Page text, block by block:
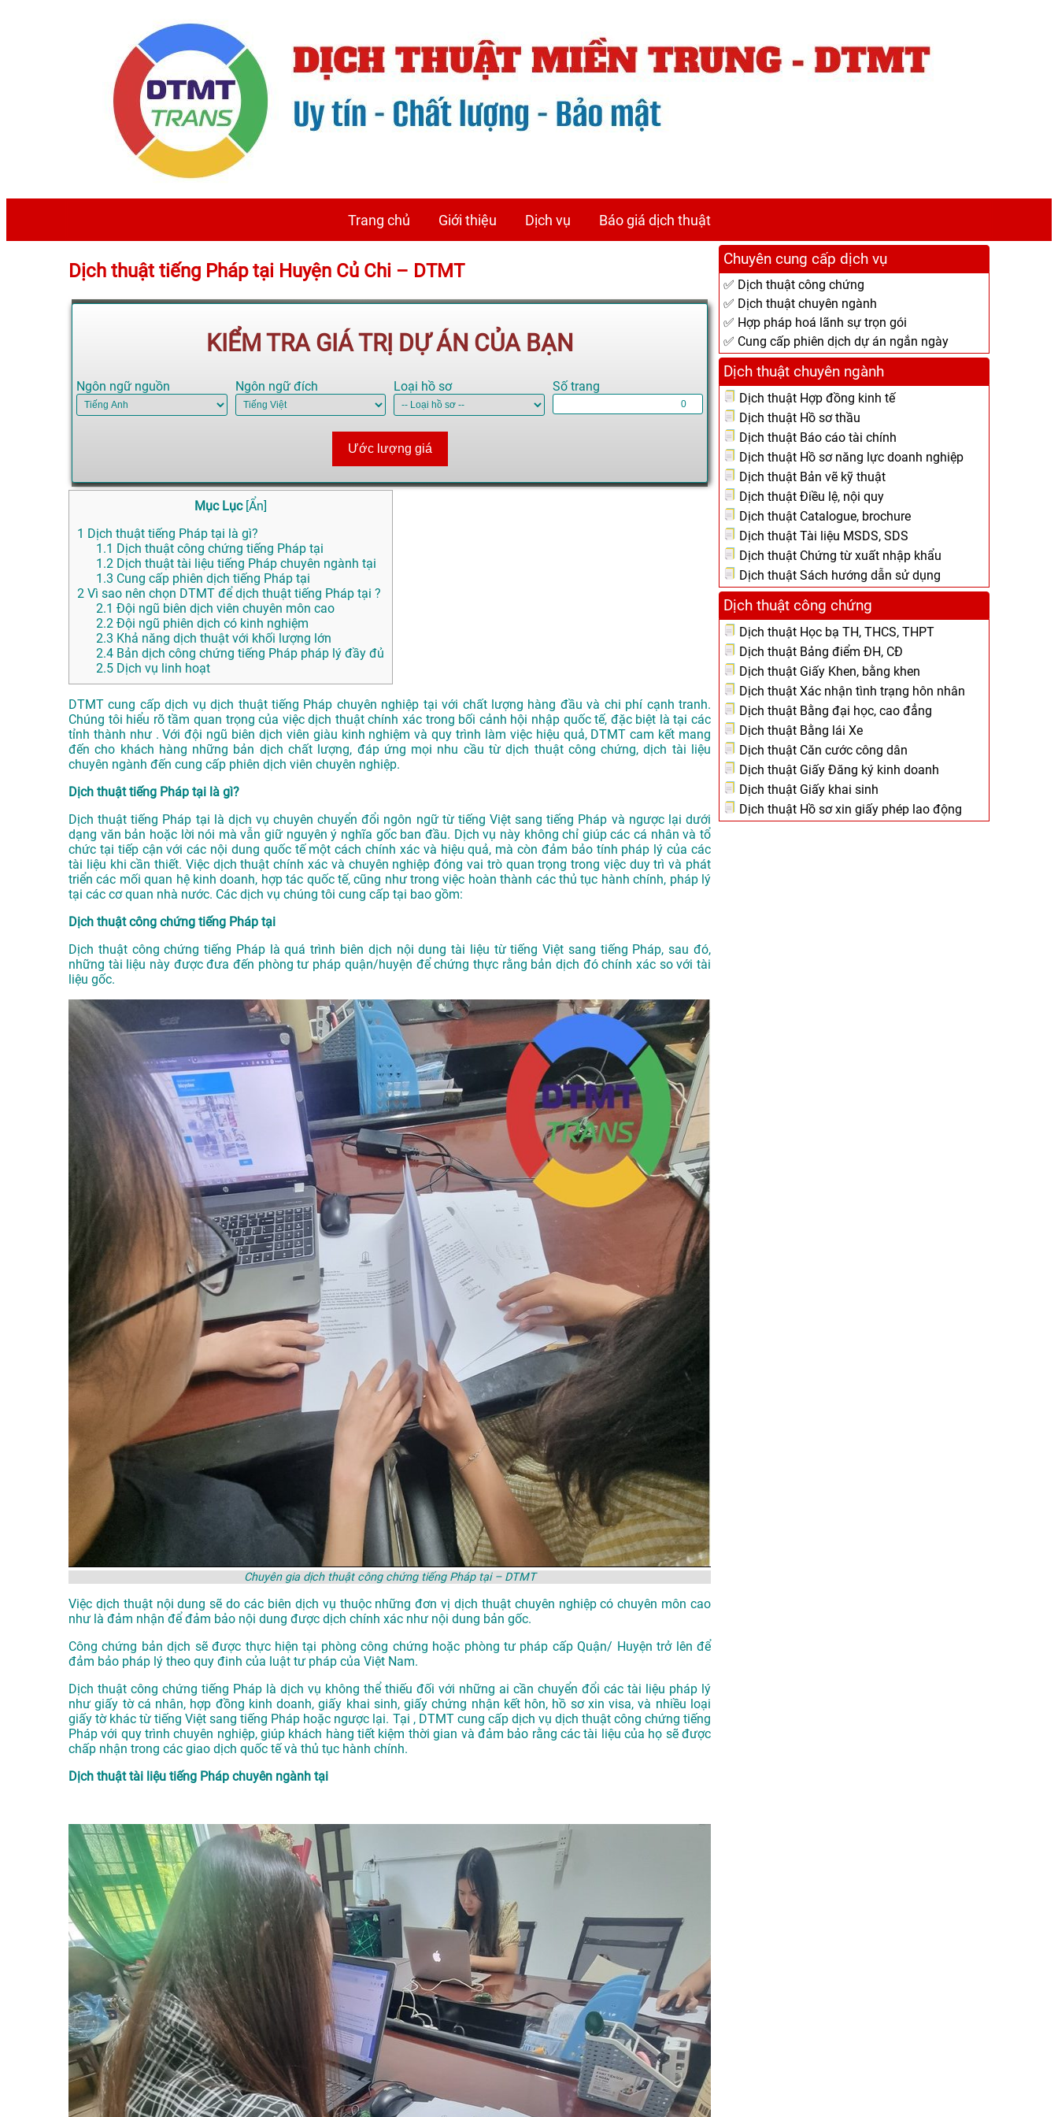
Trang chủ Giới thiệu Dịch vụ Báo giá dịch thuật
Dịch thuật tiếng Pháp tại Huyện Củ Chi – DTMT
KIỂM TRA GIÁ TRỊ DỰ ÁN CỦA BẠN
Ngôn ngữ nguồn Ngôn ngữ đích Loại hồ sơ Số trang
Ước lượng giá
Mục Lục [Ẩn]
1 Dịch thuật tiếng Pháp tại là gì?
1.1 Dịch thuật công chứng tiếng Pháp tại
1.2 Dịch thuật tài liệu tiếng Pháp chuyên ngành tại
1.3 Cung cấp phiên dịch tiếng Pháp tại
2 Vì sao nên chọn DTMT để dịch thuật tiếng Pháp tại ?
2.1 Đội ngũ biên dịch viên chuyên môn cao
2.2 Đội ngũ phiên dịch có kinh nghiệm
2.3 Khả năng dịch thuật với khối lượng lớn
2.4 Bản dịch công chứng tiếng Pháp pháp lý đầy đủ
2.5 Dịch vụ linh hoạt
DTMT cung cấp dịch vụ dịch thuật tiếng Pháp chuyên nghiệp tại với chất lượng hàng đầu và chi phí cạnh tranh.
Chúng tôi hiểu rõ tầm quan trọng của việc dịch thuật chính xác trong bối cảnh hội nhập quốc tế, đặc biệt là tại các
tỉnh thành như . Với đội ngũ biên dịch viên giàu kinh nghiệm và quy trình làm việc hiệu quả, DTMT cam kết mang
đến cho khách hàng những bản dịch chất lượng, đáp ứng mọi nhu cầu từ dịch thuật công chứng, dịch tài liệu
chuyên ngành đến cung cấp phiên dịch viên chuyên nghiệp.
Dịch thuật tiếng Pháp tại là gì?
Dịch thuật tiếng Pháp tại là dịch vụ chuyên chuyển đổi ngôn ngữ từ tiếng Việt sang tiếng Pháp và ngược lại dưới
dạng văn bản hoặc lời nói mà vẫn giữ nguyên ý nghĩa gốc ban đầu. Dịch vụ này không chỉ giúp các cá nhân và tổ
chức tại tiếp cận với các nội dung quốc tế một cách chính xác và hiệu quả, mà còn đảm bảo tính pháp lý của các
tài liệu khi cần thiết. Việc dịch thuật chính xác và chuyên nghiệp đóng vai trò quan trọng trong việc duy trì và phát
triển các mối quan hệ kinh doanh, hợp tác quốc tế, cũng như trong việc hoàn thành các thủ tục hành chính, pháp lý
tại các cơ quan nhà nước. Các dịch vụ chúng tôi cung cấp tại bao gồm:
Dịch thuật công chứng tiếng Pháp tại
Dịch thuật công chứng tiếng Pháp là quá trình biên dịch nội dung tài liệu từ tiếng Việt sang tiếng Pháp, sau đó,
những tài liệu này được đưa đến phòng tư pháp quận/huyện để chứng thực rằng bản dịch đó chính xác so với tài
liệu gốc.
Chuyên gia dịch thuật công chứng tiếng Pháp tại – DTMT
Việc dịch thuật nội dung sẽ do các biên dịch vụ thuộc những đơn vị dịch thuật chuyên nghiệp có chuyên môn cao
như là đảm nhận để đảm bảo nội dung được dịch chính xác như nội dung bản gốc.
Công chứng bản dịch sẽ được thực hiện tại phòng công chứng hoặc phòng tư pháp cấp Quận/ Huyện trở lên để
đảm bảo pháp lý theo quy đinh của luật tư pháp của Việt Nam.
Dịch thuật công chứng tiếng Pháp là dịch vụ không thể thiếu đối với những ai cần chuyển đổi các tài liệu pháp lý
như giấy tờ cá nhân, hợp đồng kinh doanh, giấy khai sinh, giấy chứng nhận kết hôn, hồ sơ xin visa, và nhiều loại
giấy tờ khác từ tiếng Việt sang tiếng Pháp hoặc ngược lại. Tại , DTMT cung cấp dịch vụ dịch thuật công chứng tiếng
Pháp với quy trình chuyên nghiệp, giúp khách hàng tiết kiệm thời gian và đảm bảo rằng các tài liệu của họ sẽ được
chấp nhận trong các giao dịch quốc tế và thủ tục hành chính.
Dịch thuật tài liệu tiếng Pháp chuyên ngành tại
Chuyên cung cấp dịch vụ
✅ Dịch thuật công chứng
✅ Dịch thuật chuyên ngành
✅ Hợp pháp hoá lãnh sự trọn gói
✅ Cung cấp phiên dịch dự án ngắn ngày
Dịch thuật chuyên ngành
Dịch thuật Hợp đồng kinh tế
Dịch thuật Hồ sơ thầu
Dịch thuật Báo cáo tài chính
Dịch thuật Hồ sơ năng lực doanh nghiệp
Dịch thuật Bản vẽ kỹ thuật
Dịch thuật Điều lệ, nội quy
Dịch thuật Catalogue, brochure
Dịch thuật Tài liệu MSDS, SDS
Dịch thuật Chứng từ xuất nhập khẩu
Dịch thuật Sách hướng dẫn sử dụng
Dịch thuật công chứng
Dịch thuật Học bạ TH, THCS, THPT
Dịch thuật Bảng điểm ĐH, CĐ
Dịch thuật Giấy Khen, bằng khen
Dịch thuật Xác nhận tình trạng hôn nhân
Dịch thuật Bằng đại học, cao đẳng
Dịch thuật Bằng lái Xe
Dịch thuật Căn cước công dân
Dịch thuật Giấy Đăng ký kinh doanh
Dịch thuật Giấy khai sinh
Dịch thuật Hồ sơ xin giấy phép lao động